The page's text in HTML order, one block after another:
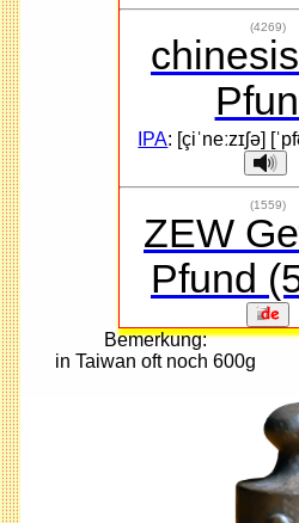
(4269)
IPA: [çiˈneːzɪʃə]
(1559)
ZEW
Pfund
Bemerkung:
in Taiwan oft noch 600g